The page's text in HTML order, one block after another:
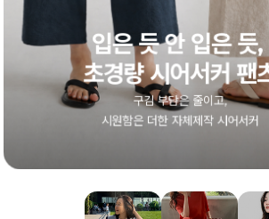
1+1 시어서커 원피스
컬러별로, 엄마와 함께, 두 벌 모두 부담 없이
전상품 5% SALE